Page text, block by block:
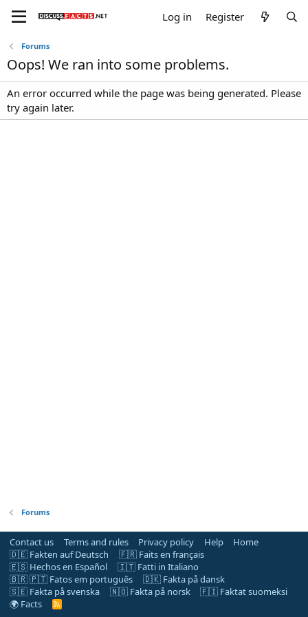
Log in Register
Forums
Oops! We ran into some problems.
An error occurred while the page was being generated. Please
try again later.
Forums
Contact us Terms and rules Privacy policy Help
Home
🇩🇪 Fakten auf Deutsch
🇫🇷 Faits en français
🇪🇸 Hechos en Español
🇮🇹 Fatti in Italiano
🇧🇷 🇵🇹 Fatos em português
🇩🇰 Fakta på dansk
🇸🇪 Fakta på svenska
🇳🇴 Fakta på norsk
🇫🇮 Faktat suomeksi
🌍 Facts
R